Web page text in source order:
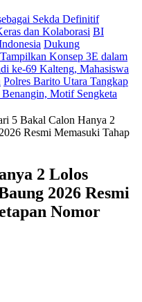
Sekda Definitif
dan Kolaborasi BI
Dukung
Konsep 3E dalam
ke-69 Kalteng, Mahasiswa
Polres Barito Utara Tangkap
Motif Sengketa
5 Bakal Calon Hanya 2
Resmi Memasuki Tahap
2 Lolos
2026 Resmi
Nomor